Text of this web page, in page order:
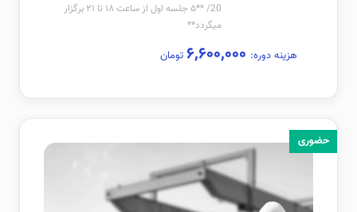
20/ **۵ جلسه اول از ساعت ۱۸ تا ۲۱ برگزار
میگردد**
هزینه دوره: تومان
حضوری